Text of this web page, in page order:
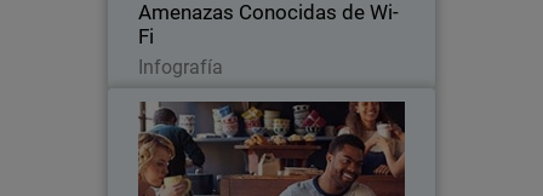
Amenazas Conocidas de Wi-
Fi
Infografía
Thumbnail
Entorno inalámbrico confiable
(TWE)